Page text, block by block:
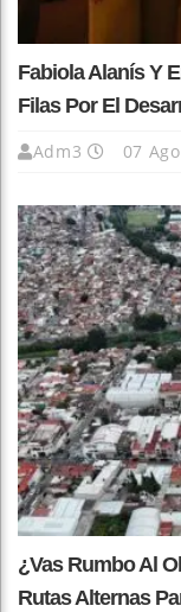
Fabiola Alanís Y
Filas Por El
Adm3 07
¿Vas Rumbo Al
Rutas Alternas